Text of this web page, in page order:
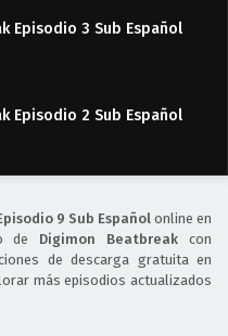
Episodio 3 Sub Español
Episodio 2 Sub Español
9 Sub Españolonline en
de Digimon Beatbreak con
de descarga gratuita en
más episodios actualizados